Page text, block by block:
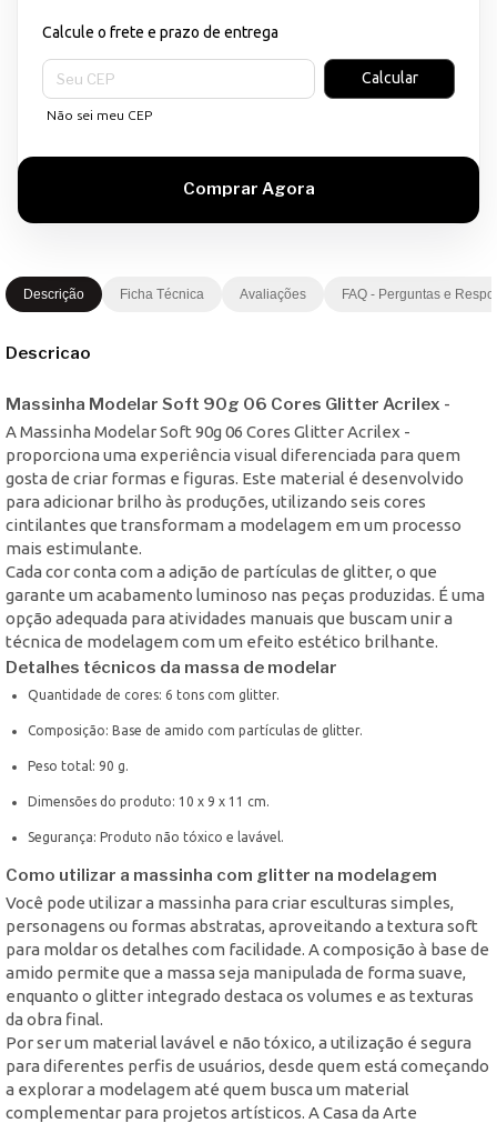
Calcule o frete e prazo de entrega
Entregas para o CEP:
Calcular
Não sei meu CEP
Descrição Ficha Técnica Avaliações FAQ - Perguntas e
Descricao
Massinha Modelar Soft 90g 06 Cores Glitter Acrilex -
A Massinha Modelar Soft 90g 06 Cores Glitter Acrilex -
proporciona uma experiência visual diferenciada para quem
gosta de criar formas e figuras. Este material é desenvolvido
para adicionar brilho às produções, utilizando seis cores
cintilantes que transformam a modelagem em um processo
mais estimulante.
Cada cor conta com a adição de partículas de glitter, o que
garante um acabamento luminoso nas peças produzidas. É uma
opção adequada para atividades manuais que buscam unir a
técnica de modelagem com um efeito estético brilhante.
Detalhes técnicos da massa de modelar
Quantidade de cores: 6 tons com glitter.
Composição: Base de amido com partículas de glitter.
Peso total: 90 g.
Dimensões do produto: 10 x 9 x 11 cm.
Segurança: Produto não tóxico e lavável.
Como utilizar a massinha com glitter na modelagem
Você pode utilizar a massinha para criar esculturas simples,
personagens ou formas abstratas, aproveitando a textura soft
para moldar os detalhes com facilidade. A composição à base de
amido permite que a massa seja manipulada de forma suave,
enquanto o glitter integrado destaca os volumes e as texturas
da obra final.
Por ser um material lavável e não tóxico, a utilização é segura
para diferentes perfis de usuários, desde quem está começando
a explorar a modelagem até quem busca um material
complementar para projetos artísticos. A Casa da Arte